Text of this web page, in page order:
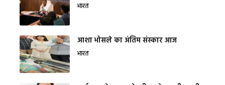
भारत
आशा भोसले का अंतिम संस्कार आज
भारत